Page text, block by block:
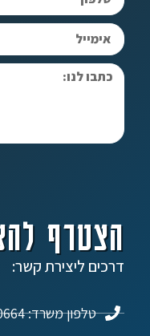
הצטרף
דרכים ליצירת קשר:
טלפון משרד: 04-6360664